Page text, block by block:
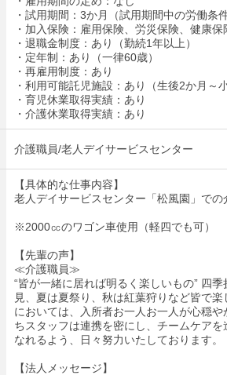
・試用期間：3か月（試用期間中の労働条
・加入保険：雇用保険、労災保険、健康
・退職金制度：あり（勤続1年以上）
・定年制：あり（一律60歳）
・再雇用制度：あり
・利用可能託児施設：あり（生後2か月～
・育児休業取得実績：あり
・介護休業取得実績：あり
介護職員/老人デイサービスセンター
【具体的な仕事内容】
老人デイサービスセンター「松風園」での
※2000㏄のワゴン車使用（軽四でも可）
【先輩の声】
≪介護職員≫
“皆が一緒に居れば明るく楽しいもの” 四
見、夏は夏祭り、秋は紅葉狩りなど皆で
においては、入所者お一人お一人が心穏
ちスタッフは連携を密にし、チームケア
なれるよう、日々努力いたしております。
【法人メッセージ】